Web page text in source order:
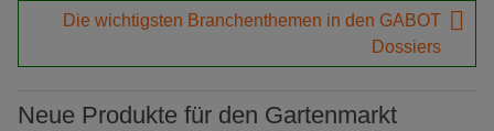
Die wichtigsten Branchenthemen in den GABOT
Dossiers
Neue Produkte für den Gartenmarkt